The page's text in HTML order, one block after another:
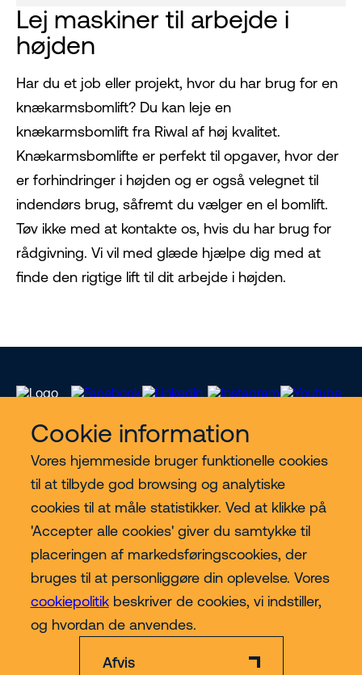
Cookie information
Vores hjemmeside bruger funktionelle cookies
til at tilbyde god browsing og analytiske
cookies til at måle statistikker. Ved at klikke på
'Accepter alle cookies' giver du samtykke til
placeringen af markedsføringscookies, der
bruges til at personliggøre din oplevelse. Vores
cookiepolitikbeskriver de cookies, vi indstiller,
og hvordan de anvendes.
Afvis
Lej maskiner til arbejde i
højden
Har du et job eller projekt, hvor du har brug for en
knækarmsbomlift? Du kan leje en
knækarmsbomlift fra Riwal af høj kvalitet.
Knækarmsbomlifte er perfekt til opgaver, hvor der
er forhindringer i højden og er også velegnet til
indendørs brug, såfremt du vælger en el bomlift.
Tøv ikke med at kontakte os, hvis du har brug for
rådgivning. Vi vil med glæde hjælpe dig med at
finde den rigtige lift til dit arbejde i højden.
Vores services
Lift kategorier
Contact
Mere